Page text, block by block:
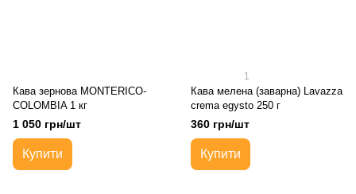
Кава зернова MONTERICO-
COLOMBIA 1 кг
1 050 грн/шт
Купити
1
Кава мелена (заварна) Lavazza
crema egysto 250 г
360 грн/шт
Купити